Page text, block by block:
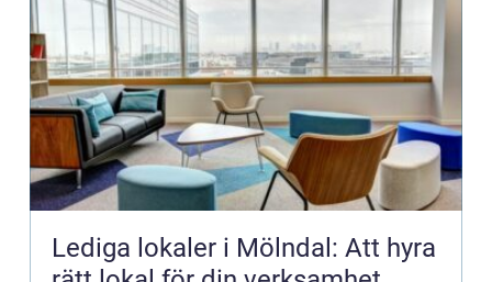
Lediga lokaler i Mölndal: Att hyra